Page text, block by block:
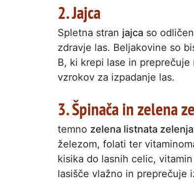
2. Jajca
Spletna stran jajca so
zdravje las. Beljakovine so
B, ki krepi lase in
vzrokov za izpadanje las.
3. Špinača in zelena
temno zelena listnata
železom, folati ter
kisika do lasnih celic,
lasišče vlažno in preprečuje